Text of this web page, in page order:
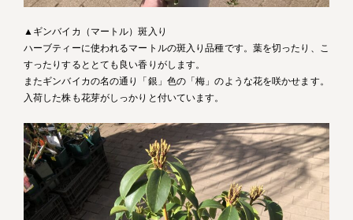
▲ギンバイカ（マートル）斑入り
ハーブティーに使われるマートルの斑入り品種です。葉を切ったり、こ
すったりするととても良い香りがします。
またギンバイカの名の通り「銀」色の「梅」のような花を咲かせます。
入荷した株も花芽がしっかりと付いています。